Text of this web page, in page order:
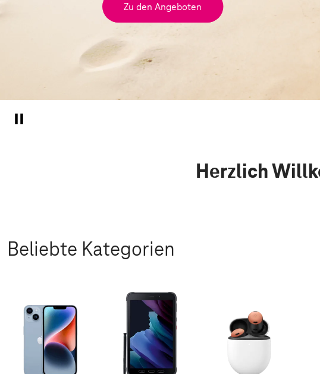
Zu den Angeboten
Herzlich
Beliebte Kategorien